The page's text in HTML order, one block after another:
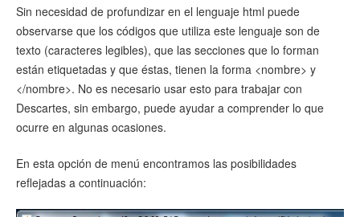
Sin necesidad de profundizar en el lenguaje html puede
observarse que los códigos que utiliza este lenguaje son de
texto (caracteres legibles), que las secciones que lo forman
están etiquetadas y que éstas, tienen la forma <nombre> y
</nombre>. No es necesario usar esto para trabajar con
Descartes, sin embargo, puede ayudar a comprender lo que
ocurre en algunas ocasiones.
En esta opción de menú encontramos las posibilidades
reflejadas a continuación: